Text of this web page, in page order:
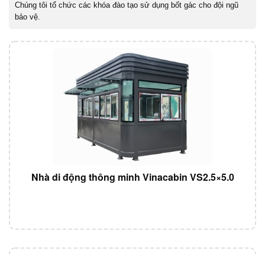
Chúng tôi tổ chức các khóa đào tạo sử dụng bốt gác cho đội ngũ
bảo vệ.
Nhà di động thông minh Vinacabin VS2.5×5.0